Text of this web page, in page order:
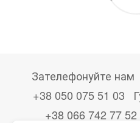
Зателефонуйте нам
+38 050 075 51 03
+38 066 742 77 52